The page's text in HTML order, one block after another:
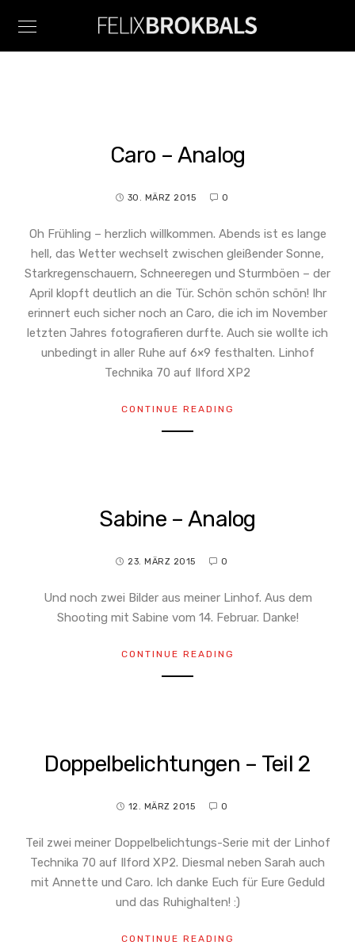
Caro – Analog
30. MÄRZ 2015 0
Oh Frühling – herzlich willkommen. Abends ist es lange
hell, das Wetter wechselt zwischen gleißender Sonne,
Starkregenschauern, Schneeregen und Sturmböen – der
April klopft deutlich an die Tür. Schön schön schön! Ihr
erinnert euch sicher noch an Caro, die ich im November
letzten Jahres fotografieren durfte. Auch sie wollte ich
unbedingt in aller Ruhe auf 6×9 festhalten. Linhof
Technika 70 auf Ilford XP2
CONTINUE READING
Sabine – Analog
23. MÄRZ 2015 0
Und noch zwei Bilder aus meiner Linhof. Aus dem
Shooting mit Sabine vom 14. Februar. Danke!
CONTINUE READING
Doppelbelichtungen – Teil 2
12. MÄRZ 2015 0
Teil zwei meiner Doppelbelichtungs-Serie mit der Linhof
Technika 70 auf Ilford XP2. Diesmal neben Sarah auch
mit Annette und Caro. Ich danke Euch für Eure Geduld
und das Ruhighalten! :)
CONTINUE READING